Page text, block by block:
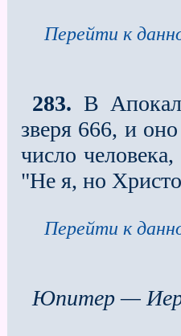
Перейти к
283. В
зверя 666, и
число
"Не я, но
Перейти к
Юпитер —